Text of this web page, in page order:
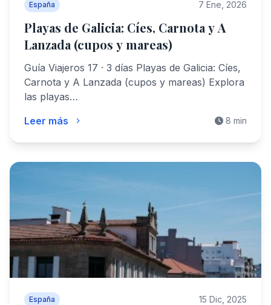
España 7 Ene, 2026
Playas de Galicia: Cíes, Carnota y A
Lanzada (cupos y mareas)
Guía Viajeros 17 · 3 días Playas de Galicia: Cíes,
Carnota y A Lanzada (cupos y mareas) Explora
las playas…
Leer más
8 min
España 15 Dic, 2025